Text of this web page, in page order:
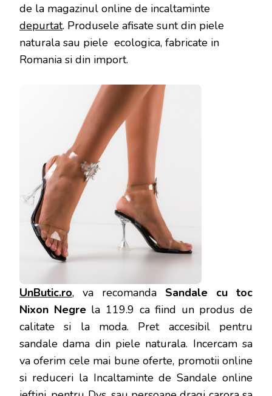
de la magazinul online de incaltaminte
depurtat. Produsele afisate sunt din piele
naturala sau piele ecologica, fabricate in
Romania si din import.
UnButic.ro, va recomanda Sandale cu toc
Nixon Negre la 119.9 ca fiind un produs de
calitate si la moda. Pret accesibil pentru
sandale dama din piele naturala. Incercam sa
va oferim cele mai bune oferte, promotii online
si reduceri la Incaltaminte de Sandale online